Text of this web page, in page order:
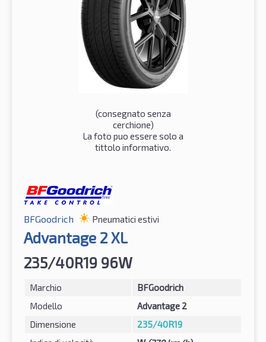
(consegnato senza
cerchione)
La foto puo essere solo a
tittolo informativo.
BFGoodrich Pneumatici estivi
Advantage 2 XL
235/40R19 96W
Marchio
BFGoodrich
Modello
Advantage 2
Dimensione
235/40R19